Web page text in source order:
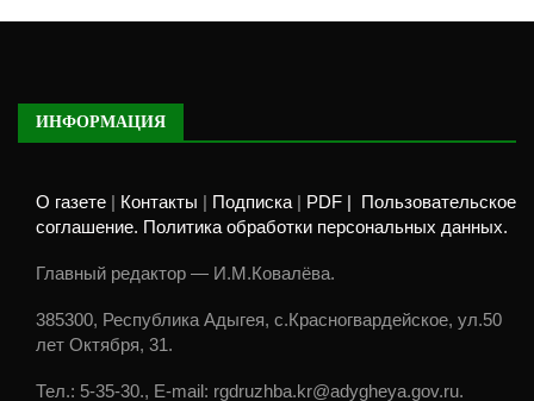
ИНФОРМАЦИЯ
О газете Контакты Подписка PDF |
Пользовательское
соглашение. Политика обработки персональных данных.
Главный редактор — И.М.Ковалёва.
385300, Республика Адыгея, с.Красногвардейское, ул.50
лет Октября, 31.
Тел.: 5-35-30., E-mail: rgdruzhba.kr@adygheya.gov.ru.